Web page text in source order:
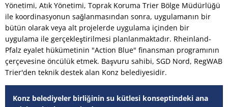
Yönetimi, Atık Yönetimi, Toprak Koruma Trier Bölge Müdürlüğü
ile koordinasyonun sağlanmasından sonra, uygulamanın bir
bütün olarak veya alt projelerde uygulama içinden bir
uygulama ile gerçekleştirilmesi planlanmaktadır. Rheinland-
Pfalz eyalet hükümetinin "Action Blue" finansman programının
çerçevesine öncülük etmek. Başvuru sahibi, SGD Nord, RegWAB
Trier'den teknik destek alan Konz belediyesidir.
Konz belediyeler birliğinin su kütlesi konseptindeki ana